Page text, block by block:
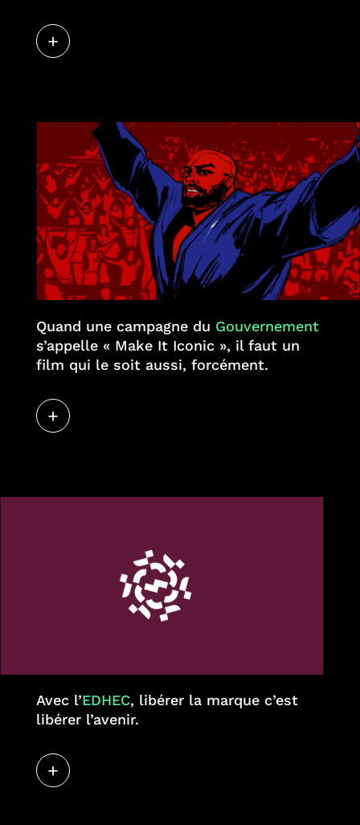
+
Quand une campagne du Gouvernement
s’appelle « Make It Iconic », il faut un
film qui le soit aussi, forcément.
+
Avec l’EDHEC, libérer la marque c’est
libérer l’avenir.
+